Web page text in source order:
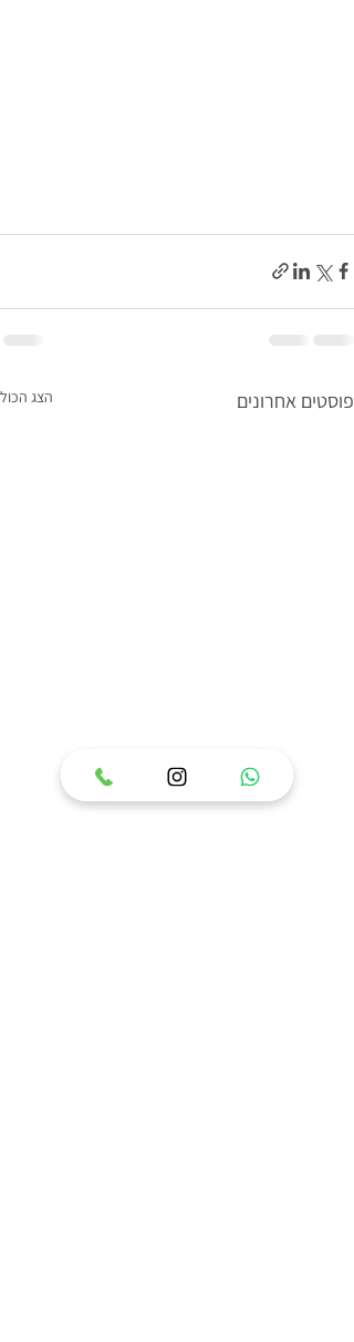
פוסטים אחרונים הצג הכול